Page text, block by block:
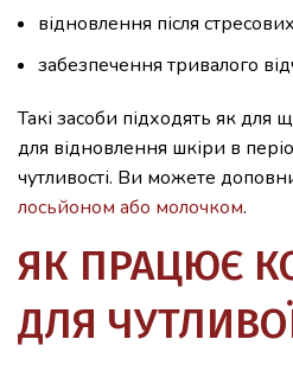
відновлення після
забезпечення тривалого
Такі засоби підходять як для
для відновлення шкіри в
чутливості. Ви можете
лосьйоном або молочком.
ЯК ПРАЦЮЄ
ДЛЯ